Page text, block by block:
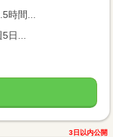
時間...
...
3日以内公開